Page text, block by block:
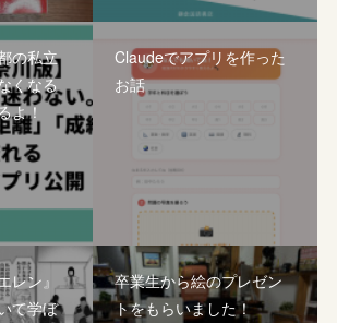
の私立
くなる
よ！
Claudeでアプリを作った
お話
レン』
て学ぼ
卒業生から絵のプレゼン
トをもらいました！